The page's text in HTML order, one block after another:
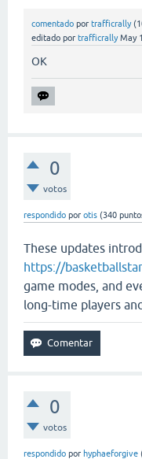
comentado por trafficrally (
editado por trafficrally May
OK
0
votos
respondido por otis (340
These updates
https://
game modes, and
long-time players
0
votos
respondido por hyphaeforgive